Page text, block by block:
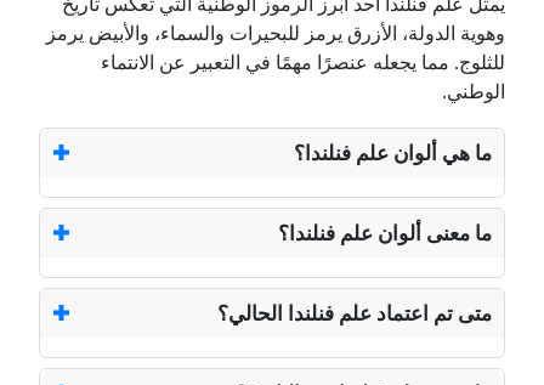
يمثل علم فنلندا أحد أبرز الرموز الوطنية التي تعكس تاريخ
وهوية الدولة، الأزرق يرمز للبحيرات والسماء، والأبيض يرمز
للثلوج. مما يجعله عنصرًا مهمًا في التعبير عن الانتماء
الوطني.
ما هي ألوان علم فنلندا؟
ما معنى ألوان علم فنلندا؟
متى تم اعتماد علم فنلندا الحالي؟